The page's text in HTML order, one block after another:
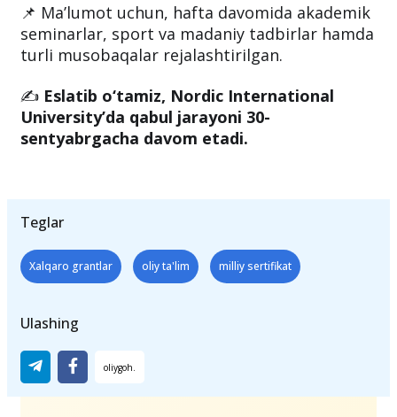
📌 Ma’lumot uchun, hafta davomida akademik
seminarlar, sport va madaniy tadbirlar hamda
turli musobaqalar rejalashtirilgan.
✍️ Eslatib o‘tamiz, Nordic International
University’da qabul jarayoni 30-
sentyabrgacha davom etadi.
Teglar
Xalqaro grantlar oliy ta'lim milliy sertifikat
Ulashing